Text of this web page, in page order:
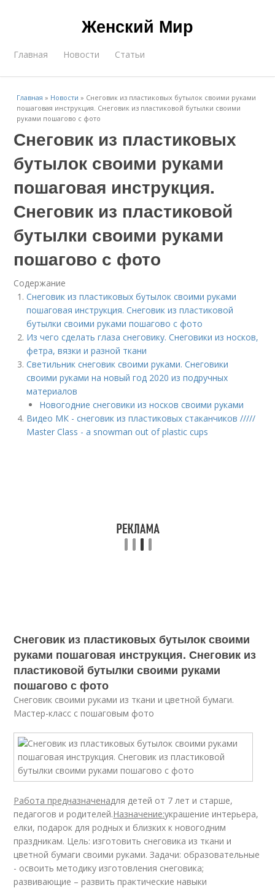
Женский Мир
Главная Новости Статьи
Главная » Новости » Снеговик из пластиковых бутылок своими руками
пошаговая инструкция. Снеговик из пластиковой бутылки своими
руками пошагово с фото
Снеговик из пластиковых
бутылок своими руками
пошаговая инструкция.
Снеговик из пластиковой
бутылки своими руками
пошагово с фото
Содержание
Снеговик из пластиковых бутылок своими руками
пошаговая инструкция. Снеговик из пластиковой
бутылки своими руками пошагово с фото
Из чего сделать глаза снеговику. Снеговики из носков,
фетра, вязки и разной ткани
Светильник снеговик своими руками. Снеговики
своими руками на новый год 2020 из подручных
материалов
Новогодние снеговики из носков своими руками
Видео МК - снеговик из пластиковых стаканчиков /////
Master Class - a snowman out of plastic cups
Снеговик из пластиковых бутылок своими
руками пошаговая инструкция. Снеговик из
пластиковой бутылки своими руками
пошагово с фото
Снеговик своими руками из ткани и цветной бумаги.
Мастер-класс с пошаговым фото
Работа предназначенадля детей от 7 лет и старше,
педагогов и родителей.Назначение:украшение интерьера,
елки, подарок для родных и близких к новогодним
праздникам. Цель: изготовить снеговика из ткани и
цветной бумаги своими руками. Задачи: образовательные
- освоить методику изготовления снеговика;
развивающие – развить практические навыки